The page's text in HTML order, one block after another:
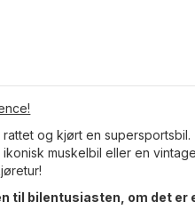
og kjørt en
muskelbil eller en
til bilentusiasten, om det er